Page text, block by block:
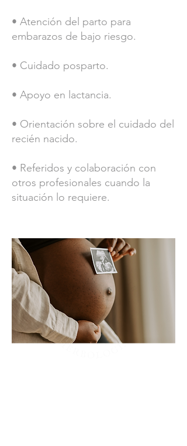
• Atención del parto para
embarazos de bajo riesgo.
• Cuidado posparto.
• Apoyo en lactancia.
• Orientación sobre el cuidado del
recién nacido.
• Referidos y colaboración con
otros profesionales cuando la
situación lo requiere.